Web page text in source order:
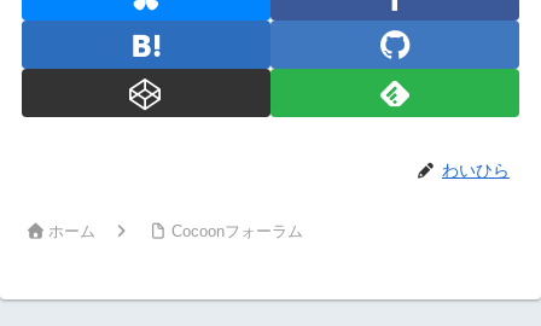
わいひら
ホーム Cocoonフォーラム